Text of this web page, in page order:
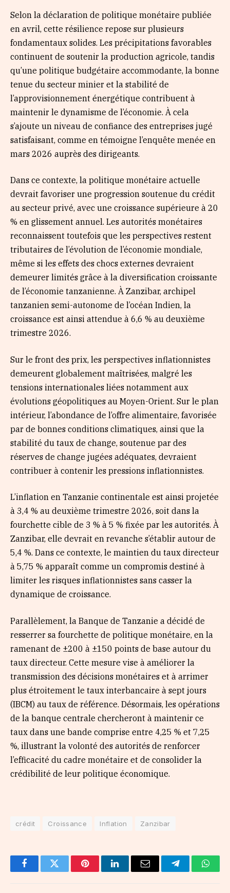
Selon la déclaration de politique monétaire publiée
en avril, cette résilience repose sur plusieurs
fondamentaux solides. Les précipitations favorables
continuent de soutenir la production agricole, tandis
qu’une politique budgétaire accommodante, la bonne
tenue du secteur minier et la stabilité de
l’approvisionnement énergétique contribuent à
maintenir le dynamisme de l’économie. À cela
s’ajoute un niveau de confiance des entreprises jugé
satisfaisant, comme en témoigne l’enquête menée en
mars 2026 auprès des dirigeants.
Dans ce contexte, la politique monétaire actuelle
devrait favoriser une progression soutenue du crédit
au secteur privé, avec une croissance supérieure à 20
% en glissement annuel. Les autorités monétaires
reconnaissent toutefois que les perspectives restent
tributaires de l’évolution de l’économie mondiale,
même si les effets des chocs externes devraient
demeurer limités grâce à la diversification croissante
de l’économie tanzanienne. À Zanzibar, archipel
tanzanien semi-autonome de l’océan Indien, la
croissance est ainsi attendue à 6,6 % au deuxième
trimestre 2026.
Sur le front des prix, les perspectives inflationnistes
demeurent globalement maîtrisées, malgré les
tensions internationales liées notamment aux
évolutions géopolitiques au Moyen-Orient. Sur le plan
intérieur, l’abondance de l’offre alimentaire, favorisée
par de bonnes conditions climatiques, ainsi que la
stabilité du taux de change, soutenue par des
réserves de change jugées adéquates, devraient
contribuer à contenir les pressions inflationnistes.
L’inflation en Tanzanie continentale est ainsi projetée
à 3,4 % au deuxième trimestre 2026, soit dans la
fourchette cible de 3 % à 5 % fixée par les autorités. À
Zanzibar, elle devrait en revanche s’établir autour de
5,4 %. Dans ce contexte, le maintien du taux directeur
à 5,75 % apparaît comme un compromis destiné à
limiter les risques inflationnistes sans casser la
dynamique de croissance.
Parallèlement, la Banque de Tanzanie a décidé de
resserrer sa fourchette de politique monétaire, en la
ramenant de ±200 à ±150 points de base autour du
taux directeur. Cette mesure vise à améliorer la
transmission des décisions monétaires et à arrimer
plus étroitement le taux interbancaire à sept jours
(IBCM) au taux de référence. Désormais, les opérations
de la banque centrale chercheront à maintenir ce
taux dans une bande comprise entre 4,25 % et 7,25
%, illustrant la volonté des autorités de renforcer
l’efficacité du cadre monétaire et de consolider la
crédibilité de leur politique économique.
crédit Croissance Inflation Zanzibar
FacebookTwitter PinterestLinkedInEmail Telegram